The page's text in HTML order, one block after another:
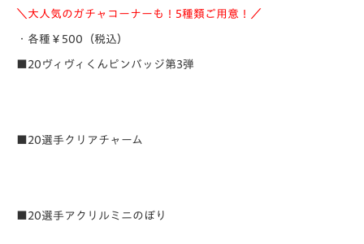
＼大人気のガチャコーナーも！ 5種類ご用意！／
・各種￥500（税込）
■20ヴィヴィくんピンバッジ第3弾
■20選手クリアチャーム
■20選手アクリルミニのぼり